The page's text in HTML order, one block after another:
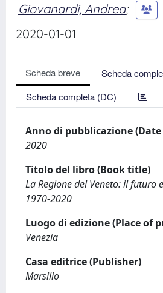
Giovanardi, Andrea;
2020-01-01
Scheda breve
Scheda
Scheda completa (DC)
Anno di pubblicazione
2020
Titolo del libro (Book title)
La Regione del Veneto: il futuro
1970-2020
Luogo di edizione (Place of
Venezia
Casa editrice (Publisher)
Marsilio